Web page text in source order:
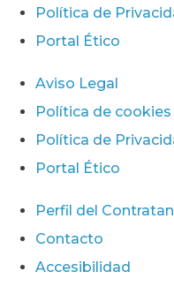
Política de
Portal Ético
Aviso Legal
Política de cookies
Política de
Portal Ético
Perfil del
Contacto
Accesibilidad